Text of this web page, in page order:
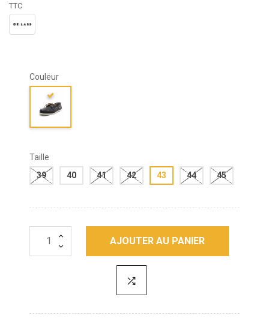
TTC
Couleur
Taille
39
40 41 42 43 44 45
AJOUTER AU PANIER